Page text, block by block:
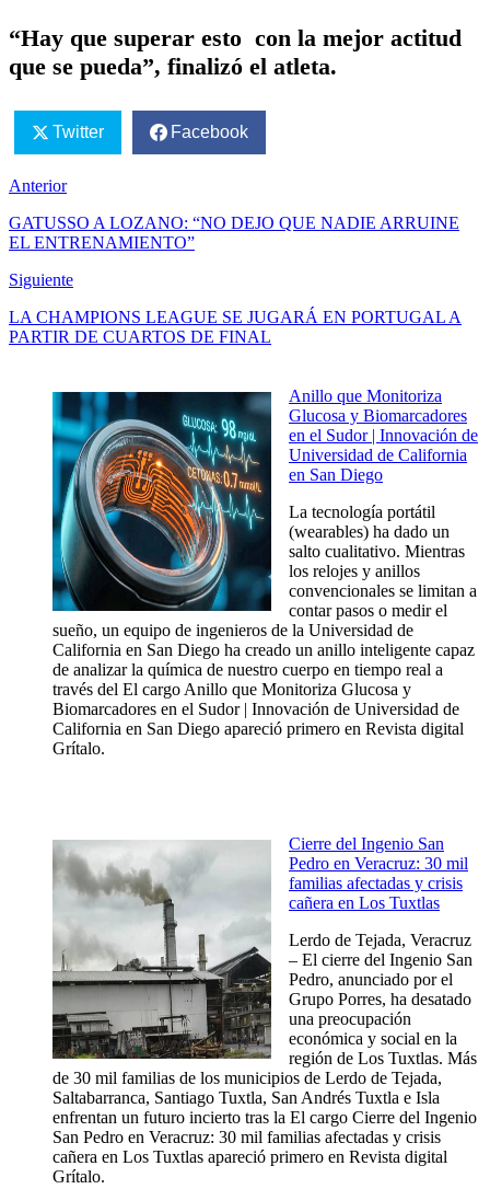
“Hay que superar esto con la mejor actitud
que se pueda”, finalizó el atleta.
Twitter Facebook
Anterior
GATUSSO A LOZANO: “NO DEJO QUE NADIE ARRUINE
EL ENTRENAMIENTO”
Siguiente
LA CHAMPIONS LEAGUE SE JUGARÁ EN PORTUGAL A
PARTIR DE CUARTOS DE FINAL
Anillo que Monitoriza
Glucosa y Biomarcadores
en el Sudor | Innovación de
Universidad de California
en San Diego
La tecnología portátil
(wearables) ha dado un
salto cualitativo. Mientras
los relojes y anillos
convencionales se limitan a
contar pasos o medir el
sueño, un equipo de ingenieros de la Universidad de
California en San Diego ha creado un anillo inteligente capaz
de analizar la química de nuestro cuerpo en tiempo real a
través del El cargo Anillo que Monitoriza Glucosa y
Biomarcadores en el Sudor | Innovación de Universidad de
California en San Diego apareció primero en Revista digital
Grítalo.
Cierre del Ingenio San
Pedro en Veracruz: 30 mil
familias afectadas y crisis
cañera en Los Tuxtlas
Lerdo de Tejada, Veracruz
– El cierre del Ingenio San
Pedro, anunciado por el
Grupo Porres, ha desatado
una preocupación
económica y social en la
región de Los Tuxtlas. Más
de 30 mil familias de los municipios de Lerdo de Tejada,
Saltabarranca, Santiago Tuxtla, San Andrés Tuxtla e Isla
enfrentan un futuro incierto tras la El cargo Cierre del Ingenio
San Pedro en Veracruz: 30 mil familias afectadas y crisis
cañera en Los Tuxtlas apareció primero en Revista digital
Grítalo.